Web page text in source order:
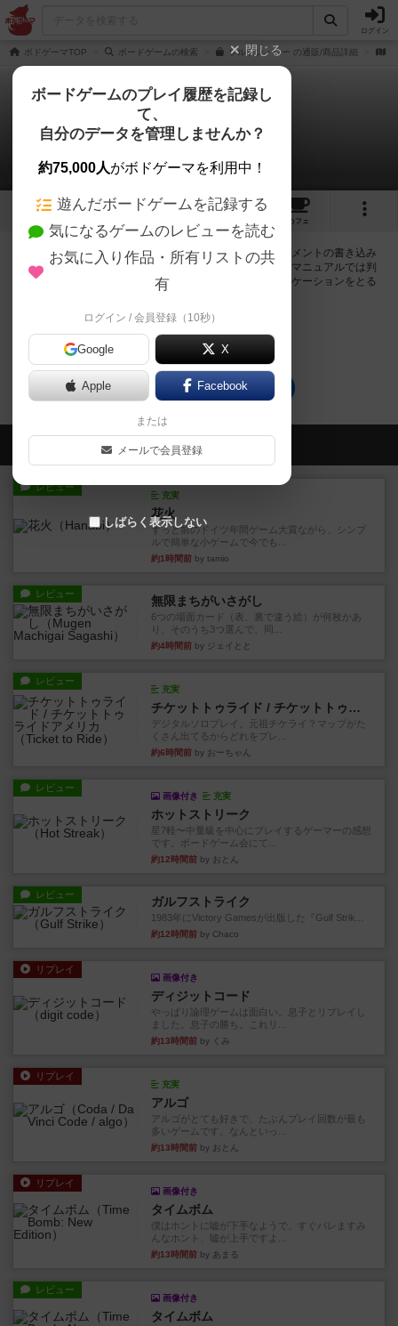
ログイン
ボドゲーマTOP ボードゲームの検索 ソルトン・シー の通販/商品詳細
ソルトン・シー
0件の掲示板
4 8
カフェ
ログインするとソルトン・シーに関する掲示板の作成やコメントの書き込み
が出来るようになります。ルールの疑問やエラッタ情報、マニュアルでは判
断し辛い曖昧な表記等について会員同士で自由にコミュニケーションをとる
ログイン/無料会員登録
ソルトン・シーのトップに戻る
会員の新しい投稿
レビュー
充実
花火
ずっと前のドイツ年間ゲーム大賞ながら、シンプ
ルで簡単な小ゲームで今でも...
約1時間前 by tamio
レビュー 無限まちがいさがし
6つの場面カード（表、裏で違う絵）が何枚かあ
り、そのうち3つ選んで、同...
約4時間前 by ジェイとと
レビュー
充実
チケットトゥライド / チケットトゥライドアメリカ
デジタルソロプレイ。元祖チケライ？マップがた
くさん出てるからどれをプレ...
約6時間前 by おーちゃん
レビュー
画像付き 充実
ホットストリーク
星7軽〜中量級を中心にプレイするゲーマーの感想
です。ボードゲーム会にて...
約12時間前 by おとん
レビュー ガルフストライク
1983年にVictory Gamesが出版した『Gulf Strik...
約12時間前 by Chaco
リプレイ
画像付き
ディジットコード
やっぱり論理ゲームは面白い。息子とリプレイし
ました。息子の勝ち。これリ...
約13時間前 by くみ
リプレイ
充実
アルゴ
アルゴがとても好きで、たぶんプレイ回数が最も
多いゲームです。なんといっ...
約13時間前 by おとん
リプレイ
画像付き
タイムボム
僕はホントに嘘が下手なようで、すぐバレますみ
んなホント、嘘が上手ですよ...
約13時間前 by あまる
レビュー
画像付き
タイムボム
閉じる
ボードゲームのプレイ履歴を記録し
て、
自分のデータを管理しませんか？
約75,000人がボドゲーマを利用中！
遊んだボードゲームを記録する
気になるゲームのレビューを読む
お気に入り作品・所有リストの共
有
ログイン / 会員登録（10秒）
Google X
Apple Facebook
または
メールで会員登録
しばらく表示しない